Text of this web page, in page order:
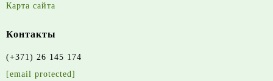
Карта сайта
Контакты
(+371) 26 145 174
[email protected]